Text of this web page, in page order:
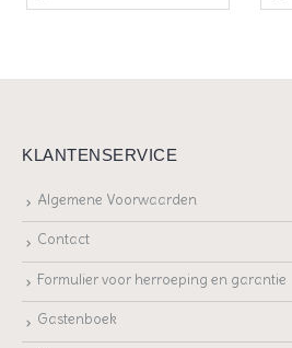
KLANTENSERVICE
Algemene Voorwaarden
Contact
Formulier voor herroeping en garantie
Gastenboek